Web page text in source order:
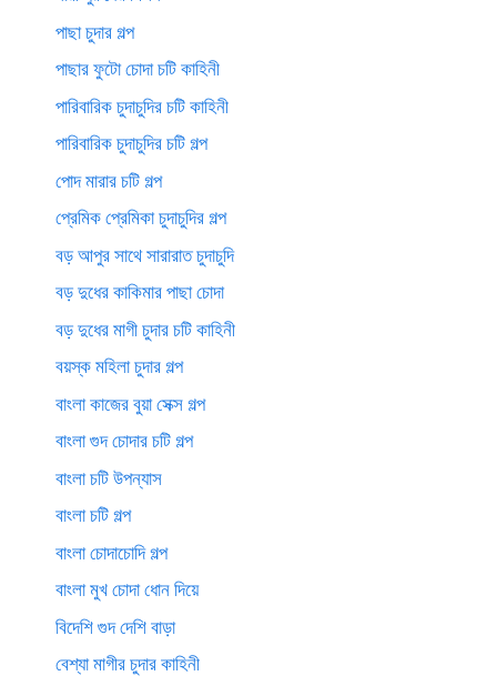
পাছা চুদার গল্প
পাছার ফুটো চোদা চটি কাহিনী
পারিবারিক চুদাচুদির চটি কাহিনী
পারিবারিক চুদাচুদির চটি গল্প
পোদ মারার চটি গল্প
প্রেমিক প্রেমিকা চুদাচুদির গল্প
বড় আপুর সাথে সারারাত চুদাচুদি
বড় দুধের কাকিমার পাছা চোদা
বড় দুধের মাগী চুদার চটি কাহিনী
বয়স্ক মহিলা চুদার গল্প
বাংলা কাজের বুয়া সেক্স গল্প
বাংলা গুদ চোদার চটি গল্প
বাংলা চটি উপন্যাস
বাংলা চটি গল্প
বাংলা চোদাচোদি গল্প
বাংলা মুখ চোদা ধোন দিয়ে
বিদেশি গুদ দেশি বাড়া
বেশ্যা মাগীর চুদার কাহিনী